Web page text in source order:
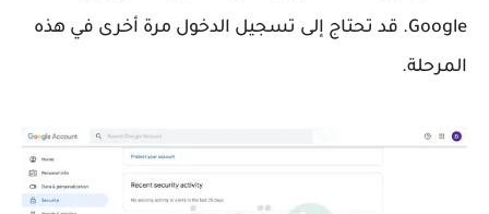
Google. قد تحتاج إلى تسجيل الدخول مرة أخرى في هذه
المرحلة.